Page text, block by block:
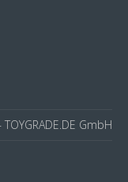
GmbH